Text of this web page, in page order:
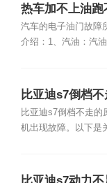
热车加不上油跑
汽车的电子油门故障
介绍：1、汽油：汽油
比亚迪s7倒档
比亚迪s7倒档不走的
机出现故障。以下是